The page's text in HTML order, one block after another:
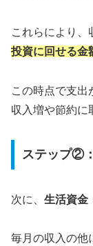
これらにより、
投資に回せる金
この時点で支出
収入増や節約に
ステップ②
次に、 生活資金
毎月の収入の他